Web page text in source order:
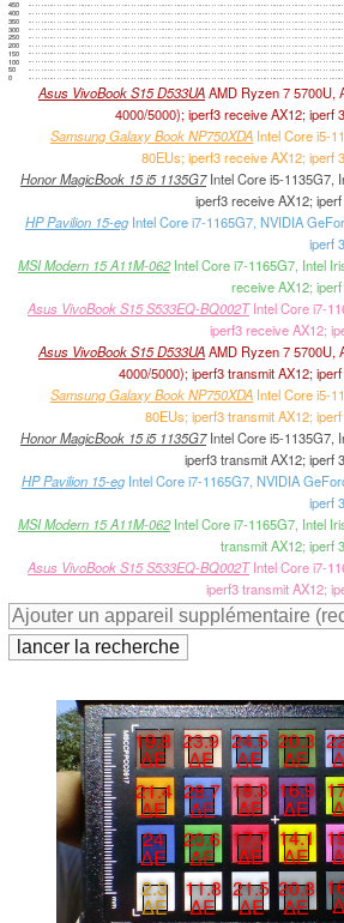
0
50
100
150
200
250
300
350
400
450
Asus VivoBook S15 D533UAAMD Ryzen 7 5700U,
4000/5000); iperf3 receive AX12; iperf
Samsung Galaxy Book NP750XDA Intel Core i5-
80EUs; iperf3 receive AX12; iperf
Honor MagicBook 15 i5 1135G7Intel Core i5-1135G7,
iperf3 receive AX12; iperf
HP Pavilion 15-eg Intel Core i7-1165G7, NVIDIA
iperf
MSI Modern 15 A11M-062Intel Core i7-1165G7, Intel
receive AX12; iperf
Asus VivoBook S15 S533EQ-BQ002TIntel Core i7-
iperf3 receive AX12;
Asus VivoBook S15 D533UAAMD Ryzen 7 5700U,
4000/5000); iperf3 transmit AX12;
Samsung Galaxy Book NP750XDA Intel Core i5-
80EUs; iperf3 transmit AX12;
Honor MagicBook 15 i5 1135G7Intel Core i5-1135G7,
iperf3 transmit AX12; iperf
HP Pavilion 15-eg Intel Core i7-1165G7, NVIDIA
iperf
MSI Modern 15 A11M-062Intel Core i7-1165G7, Intel
transmit AX12; iperf
Asus VivoBook S15 S533EQ-BQ002TIntel Core i7-
iperf3 transmit AX12;
19.8
∆E
23.9
∆E
24.5
∆E
20.3
∆E
21.4
∆E
28.7
∆E
18.3
∆E
16.9
∆E
24
∆E
20.6
∆E
17.7
∆E
14.1
∆E
2.3
∆E
11.8
∆E
21.5
∆E
20.8
∆E